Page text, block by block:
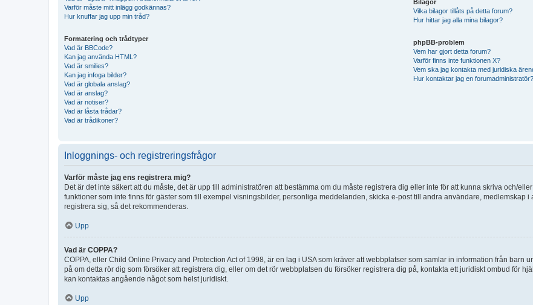
Varför måste mitt inlägg godkännas?
Hur knuffar jag upp min tråd?
Formatering och trådtyper
Vad är BBCode?
Kan jag använda HTML?
Vad är smilies?
Kan jag infoga bilder?
Vad är globala anslag?
Vad är anslag?
Vad är notiser?
Vad är låsta trådar?
Vad är trådikoner?
Bilagor
Vilka bilagor tillåts på detta forum?
Hur hittar jag alla mina bilagor?
phpBB-problem
Vem har gjort detta forum?
Varför finns inte funktionen X?
Vem ska jag kontakta med juridiska
Hur kontaktar jag en forumadministratör?
Inloggnings- och registreringsfrågor
Varför måste jag ens registrera mig?
Det är det inte säkert att du måste, det är upp till administratören att bestämma om du måste registrera dig eller inte för att kunna skriva och/
funktioner som inte finns för gäster som till exempel visningsbilder, personliga meddelanden, skicka e-post till andra användare, medlemskap
registrera sig, så det rekommenderas.
Upp
Vad är COPPA?
COPPA, eller Child Online Privacy and Protection Act of 1998, är en lag i USA som kräver att webbplatser som samlar in information från barn
på om detta rör dig som försöker att registrera dig, eller om det rör webbplatsen du försöker registrera dig på, kontakta ett juridiskt ombud för
kan kontaktas angående något som helst juridiskt.
Upp